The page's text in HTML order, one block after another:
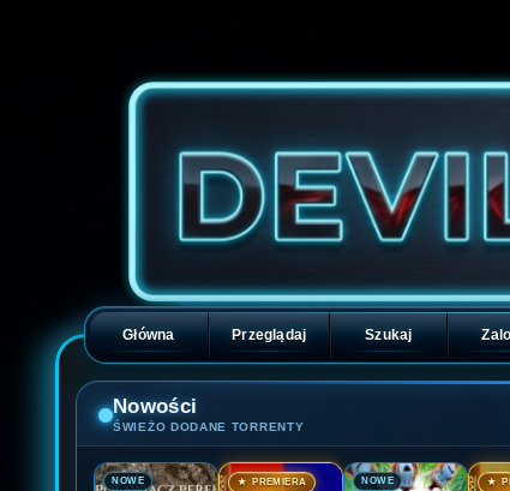
Główna Przeglądaj Szukaj
Nowości
ŚWIEŻO DODANE TORRENTY
NOWE ★ PREMIERA NOWE ★